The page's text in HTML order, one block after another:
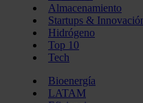
Almacenamiento
Startups &
Hidrógeno
Top 10
Tech
Bioenergía
LATAM